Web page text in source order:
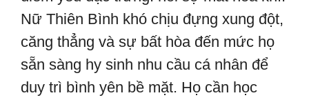
Nữ Thiên Bình khó chịu đựng xung đột,
căng thẳng và sự bất hòa đến mức họ
sẵn sàng hy sinh nhu cầu cá nhân để
duy trì bình yên bề mặt. Họ cần học